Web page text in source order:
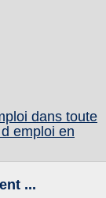
dans toute
emploi en
...